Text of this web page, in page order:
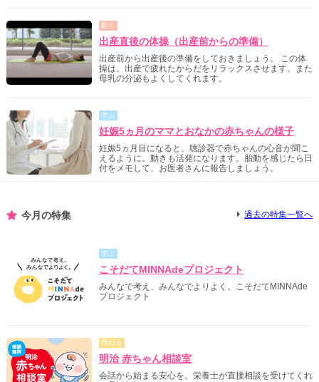
動く
出産直後の体操（出産前からの準備）
出産前から出産後の準備をしておきましょう。 この体
操は、出産で疲れたからだをリラックスさせます。また
母乳の分泌もよくしてくれます。
学ぶ
妊娠5ヵ月のママとおなかの赤ちゃんの様子
妊娠5ヵ月目になると、聴診器で赤ちゃんの心音が聞こ
えるように。動きも活発になります。胎動を感じたら日
付をメモして、お医者さんに報告しましょう。
今月の特集 過去の特集一覧へ
学ぶ
こそだてMINNAdeプロジェクト
みんなで考え、みんなでよりよく。こそだてMINNAde
プロジェクト
尋ねる
明治 赤ちゃん相談室
会話から始まる安心を。栄養士が直接相談を受けてくれ